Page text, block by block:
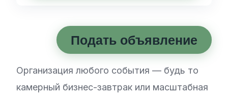
Подать объявление
Организация любого события — будь то
камерный бизнес-завтрак или масштабная